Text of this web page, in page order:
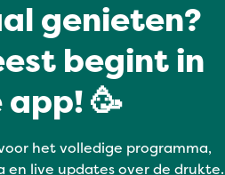
genieten?
begint in
app! 🥳
het volledige programma,
en live updates over de drukte.